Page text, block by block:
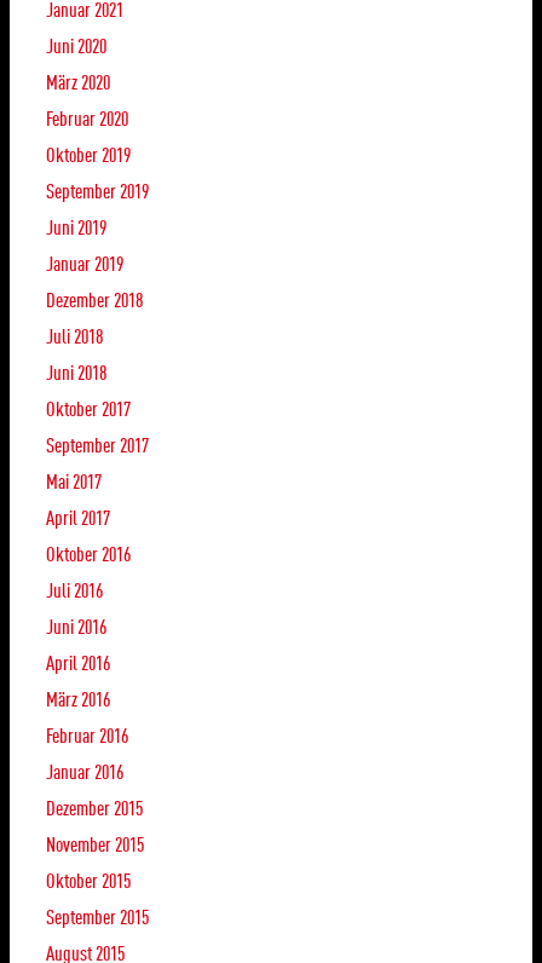
Januar 2021
Juni 2020
März 2020
Februar 2020
Oktober 2019
September 2019
Juni 2019
Januar 2019
Dezember 2018
Juli 2018
Juni 2018
Oktober 2017
September 2017
Mai 2017
April 2017
Oktober 2016
Juli 2016
Juni 2016
April 2016
März 2016
Februar 2016
Januar 2016
Dezember 2015
November 2015
Oktober 2015
September 2015
August 2015